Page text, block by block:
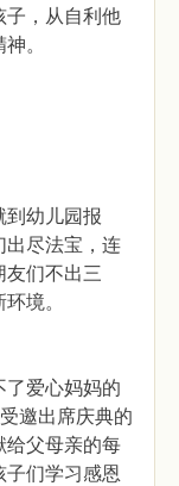
子，从自利他
。
到幼儿园报
出尽法宝，连
友们不出三
境。
了爱心妈妈的
邀出席庆典的
给父母亲的每
子们学习感恩